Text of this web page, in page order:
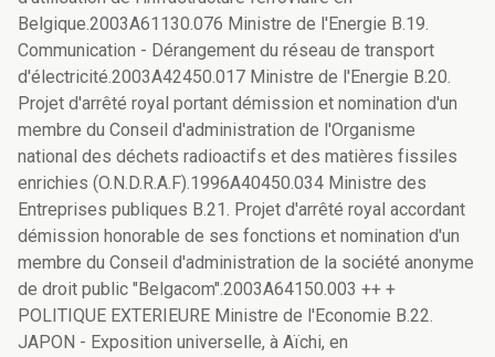
Belgique.2003A61130.076 Ministre de l'Energie B.19.
Communication - Dérangement du réseau de transport
d'électricité.2003A42450.017 Ministre de l'Energie B.20.
Projet d'arrêté royal portant démission et nomination d'un
membre du Conseil d'administration de l'Organisme
national des déchets radioactifs et des matières fissiles
enrichies (O.N.D.R.A.F).1996A40450.034 Ministre des
Entreprises publiques B.21. Projet d'arrêté royal accordant
démission honorable de ses fonctions et nomination d'un
membre du Conseil d'administration de la société anonyme
de droit public "Belgacom".2003A64150.003 ++ +
POLITIQUE EXTERIEURE Ministre de l'Economie B.22.
JAPON - Exposition universelle, à Aïchi, en